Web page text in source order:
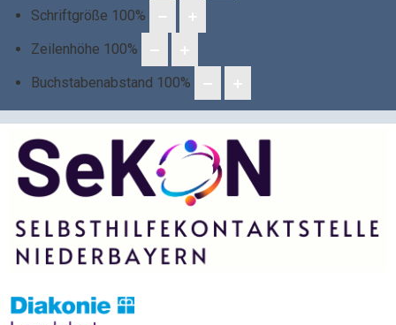
Schriftgröße 100%
Zeilenhöhe 100%
Buchstabenabstand 100%